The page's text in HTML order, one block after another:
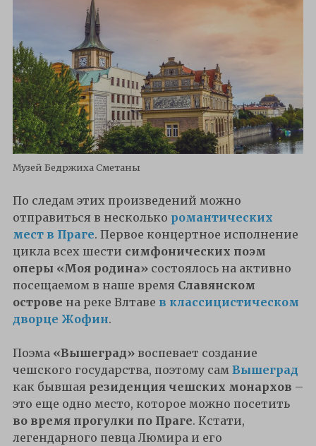
Музей Бедржиха Сметаны
По следам этих произведений можно
отправиться в несколько романтических
мест в Праге. Первое концертное исполнение
цикла всех шести симфонических поэм
оперы «Моя родина» состоялось на активно
посещаемом в наше время Славянском
острове на реке Влтаве в классицистическом
дворце Жофин.
Поэма «Вышеград» воспевает создание
чешского государства, поэтому сам Вышеград
как бывшая резиденция чешских монархов –
это еще одно место, которое можно посетить
во время прогулки по Праге. Кстати,
легендарного певца Люмира и его